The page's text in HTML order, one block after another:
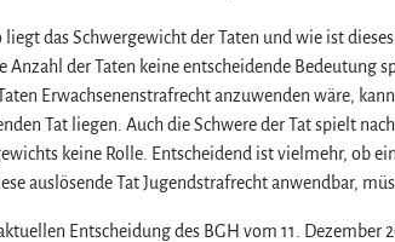
liegt das Schwergewicht der Taten und wie ist
Anzahl der Taten keine entscheidende Bedeutung
Erwachsenenstrafrecht anzuwenden wäre,
Tat liegen. Auch die Schwere der Tat spielt
keine Rolle. Entscheidend ist vielmehr, ob
auslösende Tat Jugendstrafrecht anwendbar,
Entscheidung des BGH vom 11.